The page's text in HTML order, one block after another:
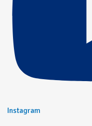
Instagram